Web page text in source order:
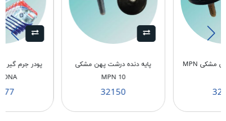
پایه دنده ریز پهن مشکی MPN
پایه دنده درشت پهن مشکی
MPN 10
32150
پودر جرم گیر